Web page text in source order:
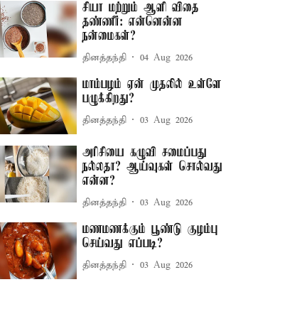
சியா மற்றும் ஆளி விதை
தண்ணீர்: என்னென்ன
நன்மைகள்?
தினத்தந்தி 04 Aug 2026
மாம்பழம் ஏன் முதலில் உள்ளே
பழுக்கிறது?
தினத்தந்தி 03 Aug 2026
அரிசியை கழுவி சமைப்பது
நல்லதா? ஆய்வுகள் சொல்வது
என்ன?
தினத்தந்தி 03 Aug 2026
மணமணக்கும் பூண்டு குழம்பு
செய்வது எப்படி?
தினத்தந்தி 03 Aug 2026